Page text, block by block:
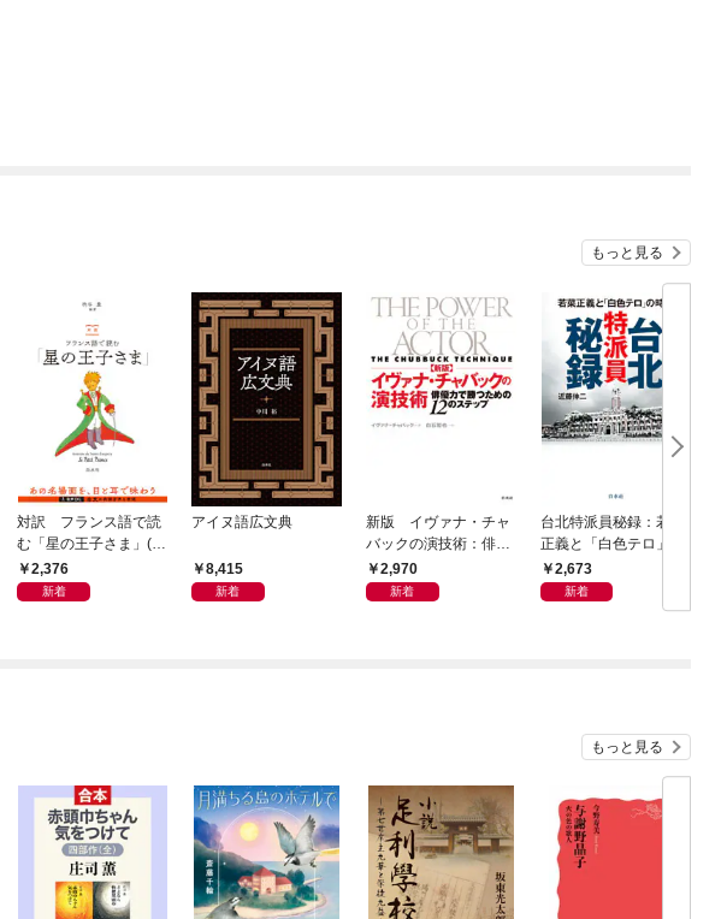
もっと見る
対訳 フランス語で読
む「星の王子さま」(音
声DL付)
2,376
新着
アイヌ語広文典
8,415
新着
新版 イヴァナ・チャ
バックの演技術：俳優
力で勝つための12のス
テップ
2,970
新着
台北特派員秘録：若菜
正義と「白色テロ」の
時代2,673
新着
もっと見る